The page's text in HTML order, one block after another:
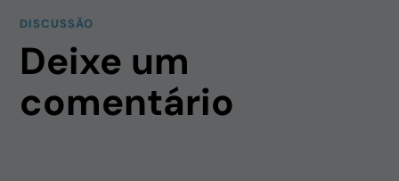
DISCUSSÃO
Deixe um
comentário